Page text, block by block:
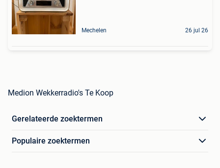
Mechelen 26 jul 26
Medion Wekkerradio's Te Koop
Gerelateerde zoektermen
Populaire zoektermen